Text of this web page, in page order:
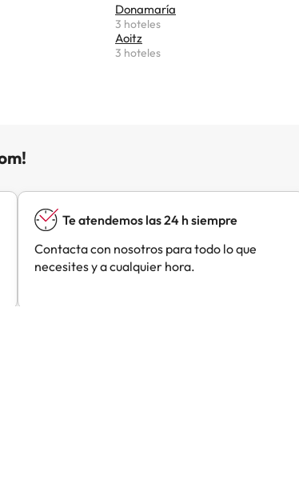
Donamaría
3 hoteles
Aoitz
3 hoteles
Te atendemos las 24 h siempre
Contacta con nosotros para todo lo que
necesites y a cualquier hora.